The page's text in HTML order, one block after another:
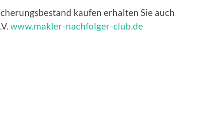
kaufen erhalten Sie auch
www.makler-nachfolger-club.de